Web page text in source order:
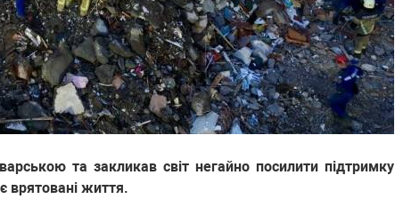
та закликав світ негайно посилити підтримку
врятовані життя.